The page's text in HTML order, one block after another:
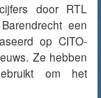
door RTL
een
op CITO-
Ze hebben
om het